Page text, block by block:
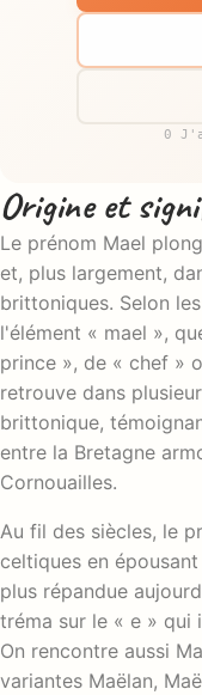
0
Origine et
Le prénom Mael
et, plus largement,
brittoniques. Selon
l'élément « mael »,
prince », de « chef »
retrouve dans
brittonique,
entre la Bretagne
Cornouailles.
Au fil des siècles, le
celtiques en
plus répandue
tréma sur le « e » qui
On rencontre aussi
variantes Maëlan,